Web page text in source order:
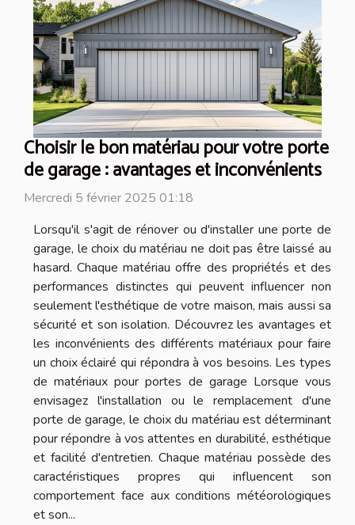
Choisir le bon matériau pour votre porte
de garage : avantages et inconvénients
Mercredi 5 février 2025 01:18
Lorsqu'il s'agit de rénover ou d'installer une porte de
garage, le choix du matériau ne doit pas être laissé au
hasard. Chaque matériau offre des propriétés et des
performances distinctes qui peuvent influencer non
seulement l'esthétique de votre maison, mais aussi sa
sécurité et son isolation. Découvrez les avantages et
les inconvénients des différents matériaux pour faire
un choix éclairé qui répondra à vos besoins. Les types
de matériaux pour portes de garage Lorsque vous
envisagez l'installation ou le remplacement d'une
porte de garage, le choix du matériau est déterminant
pour répondre à vos attentes en durabilité, esthétique
et facilité d'entretien. Chaque matériau possède des
caractéristiques propres qui influencent son
comportement face aux conditions météorologiques
et son...